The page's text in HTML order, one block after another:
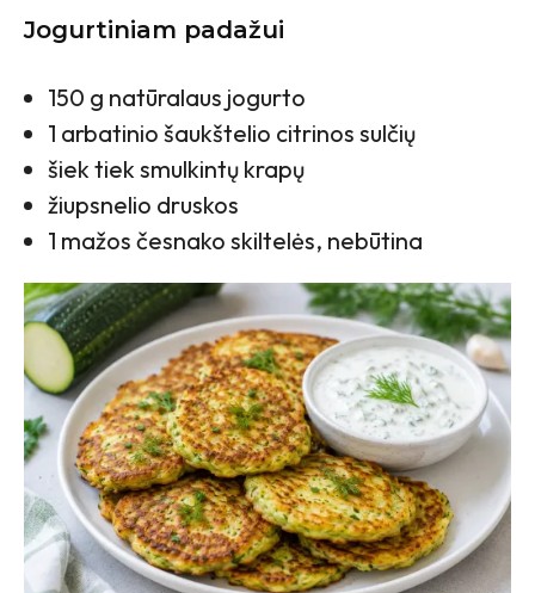
Jogurtiniam padažui
150 g natūralaus jogurto
1 arbatinio šaukštelio citrinos sulčių
šiek tiek smulkintų krapų
žiupsnelio druskos
1 mažos česnako skiltelės, nebūtina